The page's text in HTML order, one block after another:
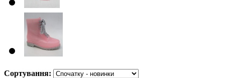
Сортування: